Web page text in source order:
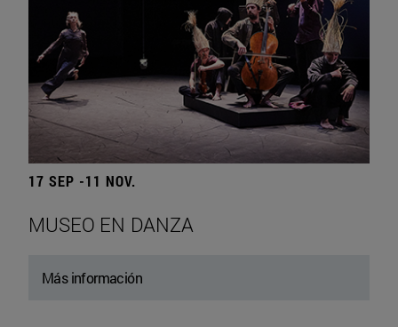
17 SEP -11 NOV.
MUSEO EN DANZA
Más información